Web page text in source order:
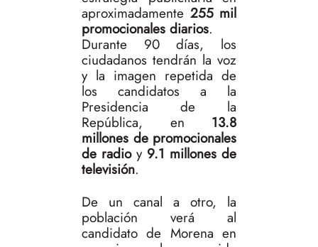
aproximadamente 255 mil
promocionales diarios.
Durante 90 días, los
ciudadanos tendrán la voz
y la imagen repetida de
los candidatos a la
Presidencia de la
República, en 13.8
millones de promocionales
de radioy 9.1 millones de
televisión.
De un canal a otro, la
población verá al
candidato de Morena en